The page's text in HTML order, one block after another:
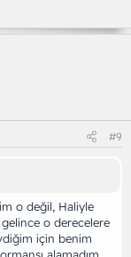
#9
o değil, Haliyle
o derecelere
için benim
alamadım